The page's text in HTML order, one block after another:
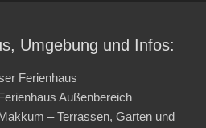
Umgebung und Infos:
Ferienhaus
Außenbereich
– Terrassen, Garten und